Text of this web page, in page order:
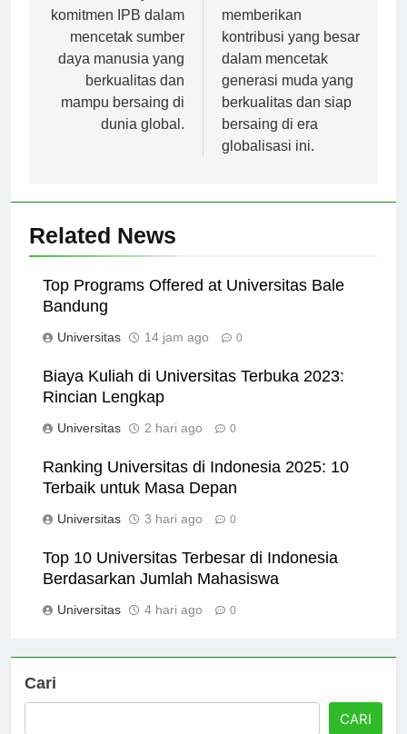
ini menunjukkan
komitmen IPB dalam
mencetak sumber
daya manusia yang
berkualitas dan
mampu bersaing di
Pasuruan
memberikan
kontribusi yang besar
dalam mencetak
generasi muda yang
berkualitas dan siap
bersaing di era
Related News
Top Programs Offered at Universitas Bale
Biaya Kuliah di Universitas Terbuka 2023:
Ranking Universitas di Indonesia 2025: 10
Top 10 Universitas Terbesar di Indonesia
Cari